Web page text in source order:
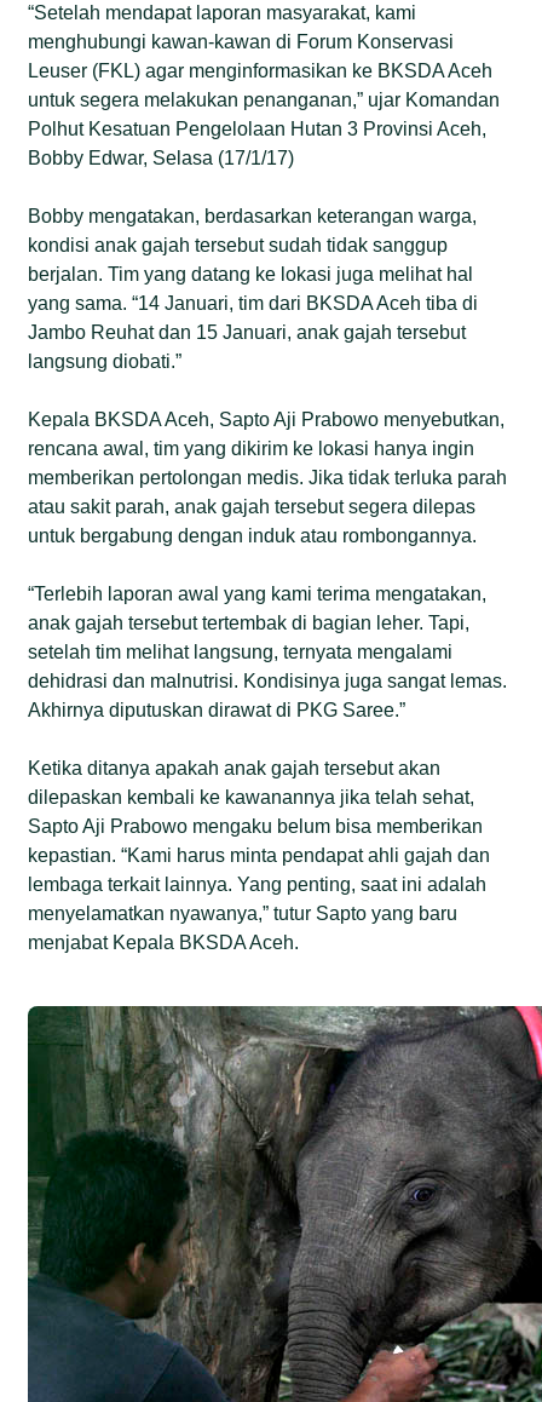
“Setelah mendapat laporan masyarakat, kami
menghubungi kawan-kawan di Forum Konservasi
Leuser (FKL) agar menginformasikan ke BKSDA Aceh
untuk segera melakukan penanganan,” ujar Komandan
Polhut Kesatuan Pengelolaan Hutan 3 Provinsi Aceh,
Bobby Edwar, Selasa (17/1/17)
Bobby mengatakan, berdasarkan keterangan warga,
kondisi anak gajah tersebut sudah tidak sanggup
berjalan. Tim yang datang ke lokasi juga melihat hal
yang sama. “14 Januari, tim dari BKSDA Aceh tiba di
Jambo Reuhat dan 15 Januari, anak gajah tersebut
langsung diobati.”
Kepala BKSDA Aceh, Sapto Aji Prabowo menyebutkan,
rencana awal, tim yang dikirim ke lokasi hanya ingin
memberikan pertolongan medis. Jika tidak terluka parah
atau sakit parah, anak gajah tersebut segera dilepas
untuk bergabung dengan induk atau rombongannya.
“Terlebih laporan awal yang kami terima mengatakan,
anak gajah tersebut tertembak di bagian leher. Tapi,
setelah tim melihat langsung, ternyata mengalami
dehidrasi dan malnutrisi. Kondisinya juga sangat lemas.
Akhirnya diputuskan dirawat di PKG Saree.”
Ketika ditanya apakah anak gajah tersebut akan
dilepaskan kembali ke kawanannya jika telah sehat,
Sapto Aji Prabowo mengaku belum bisa memberikan
kepastian. “Kami harus minta pendapat ahli gajah dan
lembaga terkait lainnya. Yang penting, saat ini adalah
menyelamatkan nyawanya,” tutur Sapto yang baru
menjabat Kepala BKSDA Aceh.